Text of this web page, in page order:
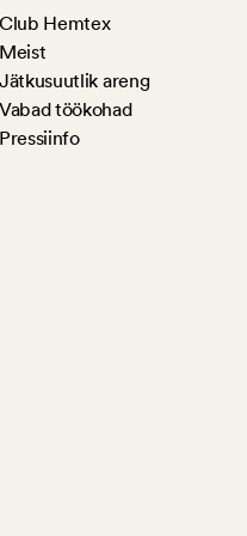
Club Hemtex
Meist
Jätkusuutlik areng
Vabad töökohad
Pressiinfo